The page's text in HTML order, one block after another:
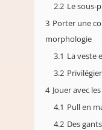
2.2 Le sous-
3 Porter une
morphologie
3.1 La veste
3.2
4 Jouer avec
4.1 Pull en
4.2 Des gants